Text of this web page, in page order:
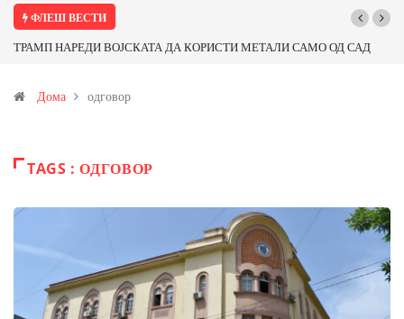
ФЛЕШ ВЕСТИ
САД
Почнува реконструкцијата на улицата „5-ти Ноември“ во Струмица
Дома одговор
TAGS : ОДГОВОР